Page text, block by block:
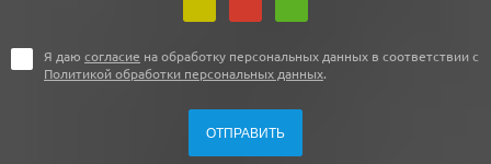
Я даю согласие на обработку персональных данных в соответствии с
Политикой обработки персональных данных.